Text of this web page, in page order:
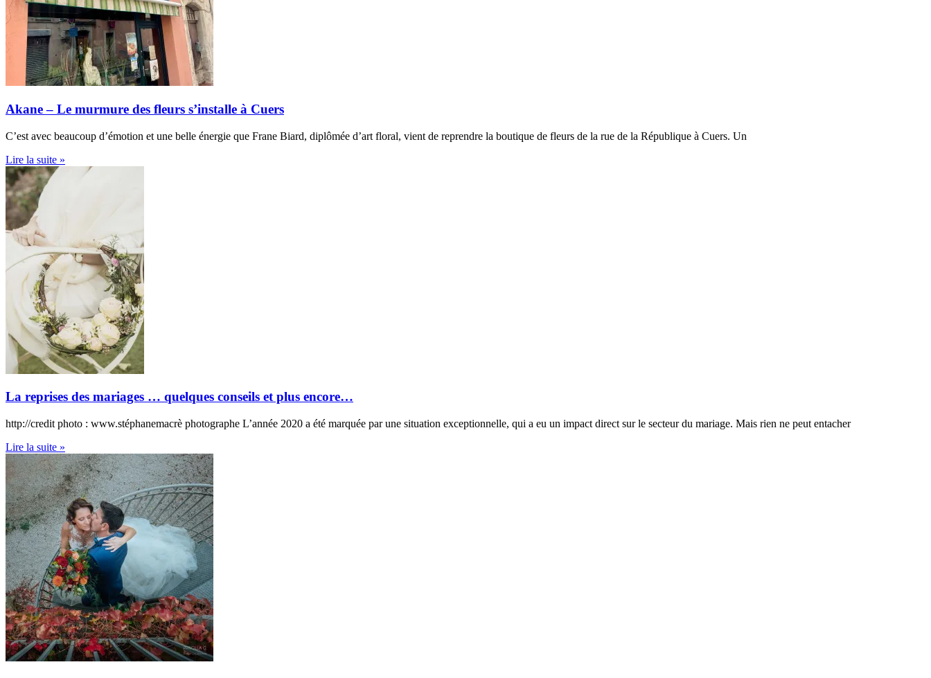
Akane – Le murmure des fleurs s’installe à Cuers
C’est avec beaucoup d’émotion et une belle énergie que Frane Biard, diplômée d’art floral, vient de reprendre la boutique de fleurs de la rue de la République à Cuers. Un
Lire la suite »
La reprises des mariages … quelques conseils et plus encore…
http://credit photo : www.stéphanemacrè photographe L’année 2020 a été marquée par une situation exceptionnelle, qui a eu un impact direct sur le secteur du mariage. Mais rien ne peut entacher
Lire la suite »